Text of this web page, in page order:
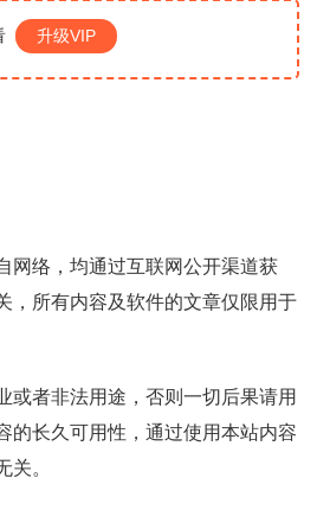
升级VIP
网络，均通过互联网公开渠道获
，所有内容及软件的文章仅限用于
或者非法用途，否则一切后果请用
的长久可用性，通过使用本站内容
关。